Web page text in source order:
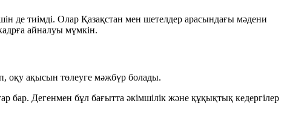
де тиімді. Олар Қазақстан мен шетелдер арасындағы мәдени
айналуы мүмкін.
оқу ақысын төлеуге мәжбүр болады.
бар. Дегенмен бұл бағытта әкімшілік және құқықтық кедергілер